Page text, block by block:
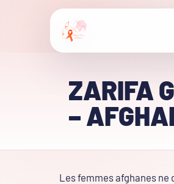
ZARIFA
–
Les femmes afghanes